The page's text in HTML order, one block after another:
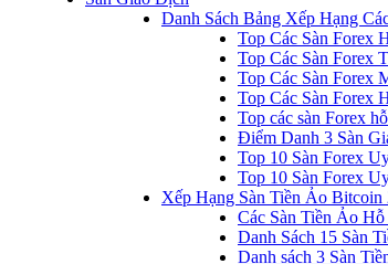
Danh Sách Bảng Xếp Hạng
Top Các Sàn Forex
Top Các Sàn Forex
Top Các Sàn Forex
Top Các Sàn Forex
Top các sàn Forex
Điểm Danh 3 Sàn
Top 10 Sàn Forex
Top 10 Sàn Forex
Xếp Hạng Sàn Tiền Ảo Bitcoin
Các Sàn Tiền Ảo
Danh Sách 15 Sàn
Danh sách 3 Sàn